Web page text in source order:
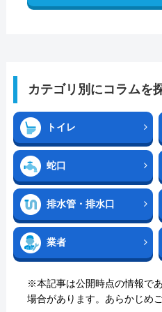
カテゴリ別にコラムを
トイレ
蛇口
排水管・排水口
業者
※本記事は公開時点の情報で
場合があります。あらかじめ